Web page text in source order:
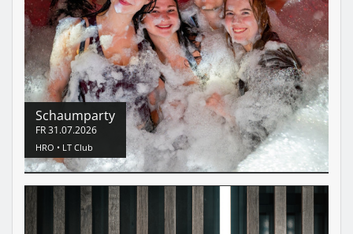
Schaumparty
FR31.07.2026
HRO • LT Club